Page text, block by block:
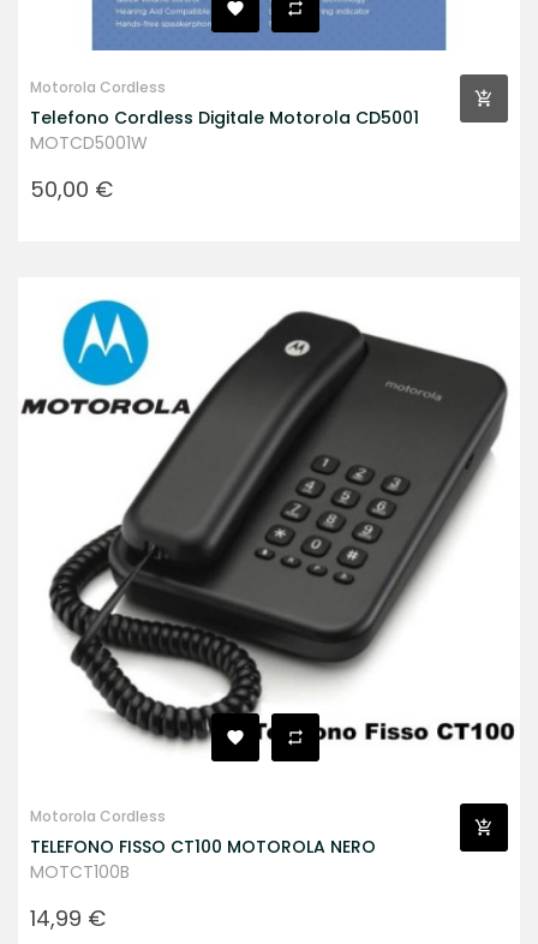
Motorola Cordless
Telefono Cordless Digitale Motorola CD5001
MOTCD5001W
Prezzo
50,00 €
Motorola Cordless
TELEFONO FISSO CT100 MOTOROLA NERO
MOTCT100B
Prezzo
14,99 €